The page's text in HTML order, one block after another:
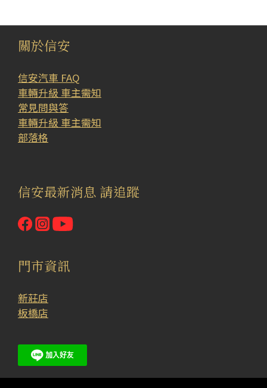
關於信安
信安汽車 FAQ
車輛升級 車主需知
常見問與答
車輛升級 車主需知
部落格
信安最新消息 請追蹤
門市資訊
新莊店
板橋店